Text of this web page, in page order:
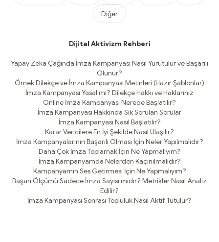
Diğer
Dijital Aktivizm Rehberi
Yapay Zeka Çağında İmza Kampanyası Nasıl Yürütülür ve Başarılı
Olunur?
Örnek Dilekçe ve İmza Kampanyası Metinleri (Hazır Şablonlar)
İmza Kampanyası Yasal mı? Dilekçe Hakkı ve Haklarınız
Online İmza Kampanyası Nerede Başlatılır?
İmza Kampanyası Hakkında Sık Sorulan Sorular
İmza Kampanyası Nasıl Başlatılır?
Karar Vericilere En İyi Şekilde Nasıl Ulaşılır?
İmza Kampanyalarının Başarılı Olması İçin Neler Yapılmalıdır?
Daha Çok İmza Toplamak İçin Ne Yapmalıyım?
İmza Kampanyamda Nelerden Kaçınılmalıdır?
Kampanyamın Ses Getirmesi İçin Ne Yapmalıyım?
Başarı Ölçümü Sadece İmza Sayısı mıdır? Metrikler Nasıl Analiz
Edilir?
İmza Kampanyası Sonrası Topluluk Nasıl Aktif Tutulur?